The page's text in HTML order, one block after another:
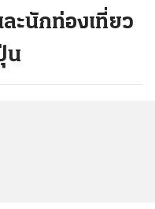
ะนักท่องเที่ยว
น